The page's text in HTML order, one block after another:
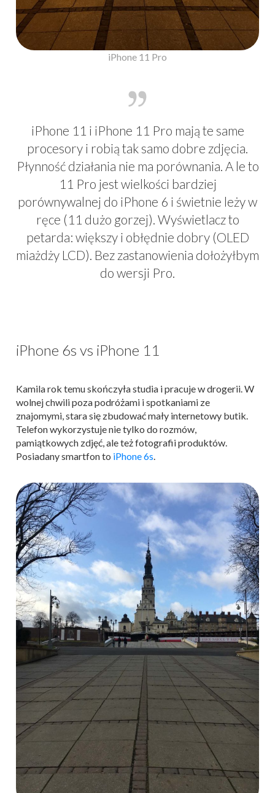
iPhone 11 Pro
iPhone 11 i iPhone 11 Pro mają te same
procesory i robią tak samo dobre zdjęcia.
Płynność działania nie ma porównania. A le to
11 Pro jest wielkości bardziej
porównywalnej do iPhone 6 i świetnie leży w
ręce (11 dużo gorzej). Wyświetlacz to
petarda: większy i obłędnie dobry (OLED
miażdży LCD). Bez zastanowienia dołożyłbym
do wersji Pro.
iPhone 6s vs iPhone 11
Kamila rok temu skończyła studia i pracuje w drogerii. W
wolnej chwili poza podróżami i spotkaniami ze
znajomymi, stara się zbudować mały internetowy butik.
Telefon wykorzystuje nie tylko do rozmów,
pamiątkowych zdjęć, ale też fotografii produktów.
Posiadany smartfon to iPhone 6s.